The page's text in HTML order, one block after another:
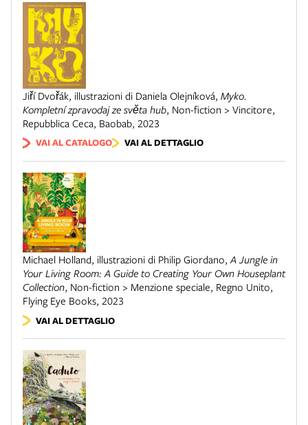
Jiří Dvořák, illustrazioni di Daniela Olejníková, Myko.
Kompletní zpravodaj ze světa hub, Non-fiction > Vincitore,
Repubblica Ceca, Baobab, 2023
VAI AL CATALOGO VAI AL DETTAGLIO
Michael Holland, illustrazioni di Philip Giordano,A Jungle in
Your Living Room: A Guide to Creating Your Own Houseplant
Collection, Non-fiction > Menzione speciale, Regno Unito,
Flying Eye Books, 2023
VAI AL DETTAGLIO